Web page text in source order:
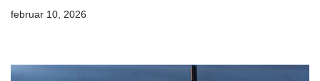
februar 10, 2026